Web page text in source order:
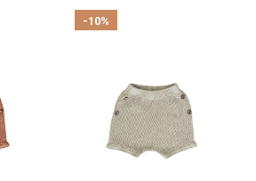
-10%